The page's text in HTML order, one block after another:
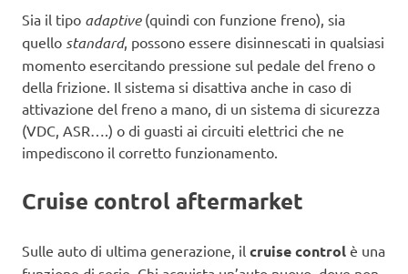
Sia il tipo adaptive (quindi con funzione freno), sia
quello standard, possono essere disinnescati in qualsiasi
momento esercitando pressione sul pedale del freno o
della frizione. Il sistema si disattiva anche in caso di
attivazione del freno a mano, di un sistema di sicurezza
(VDC, ASR….) o di guasti ai circuiti elettrici che ne
impediscono il corretto funzionamento.
Cruise control aftermarket
Sulle auto di ultima generazione, il cruise control è una